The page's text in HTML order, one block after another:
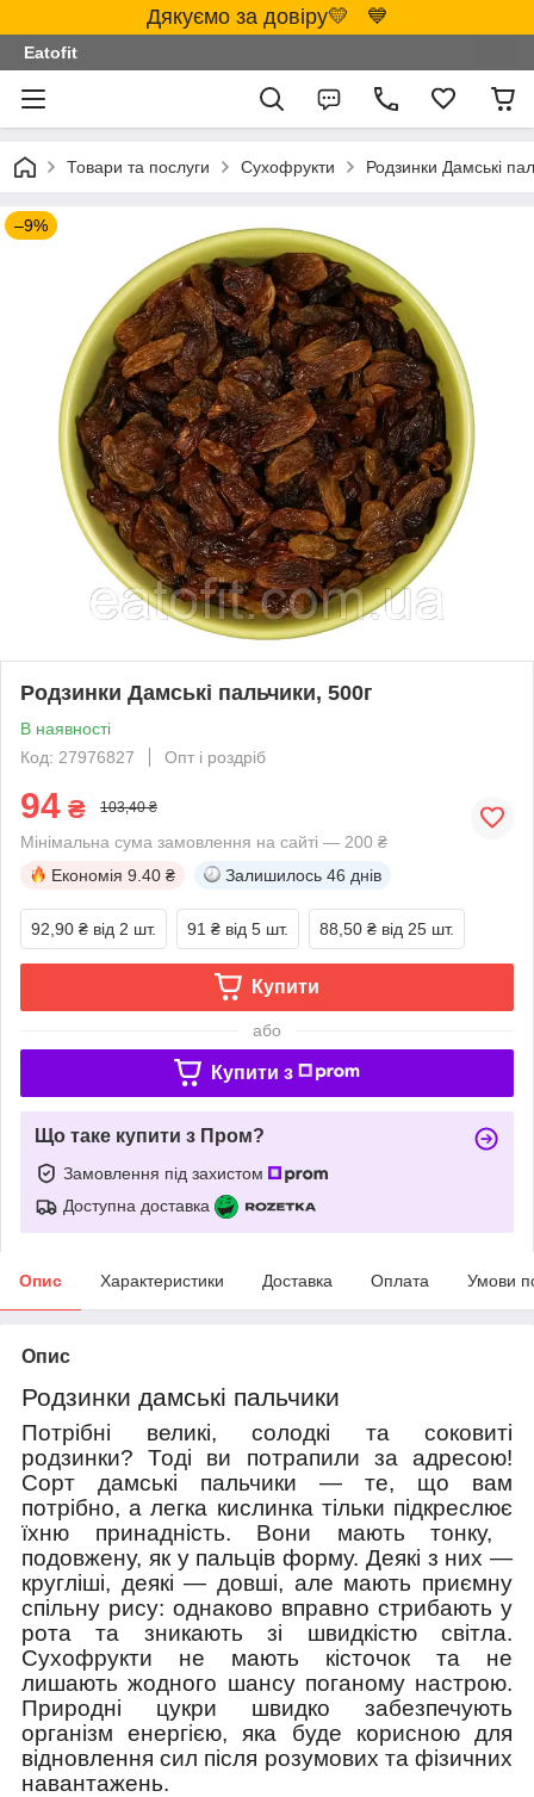
Дякуємо за довіру💛 💙
Eatofit
Товари та послуги Сухофрукти Родзинки Дамські
–9%
Родзинки Дамські пальчики, 500г
В наявності
Код: 27976827
Опт і роздріб
94 ₴ 103,40 ₴
Мінімальна сума замовлення на сайті — 200 ₴
Економія 9.40 ₴ Залишилось 46 днів
92,90 ₴ від 2 шт. 91 ₴ від 5 шт. 88,50 ₴ від 25 шт.
Купити
або
Купити з
Що таке купити з Пром?
Замовлення під захистом
Доступна доставка
Опис Характеристики Доставка Оплата Умови
Опис
Родзинки дамські пальчики
Потрібні великі, солодкі та соковиті
родзинки? Тоді ви потрапили за адресою!
Сорт дамські пальчики — те, що вам
потрібно, а легка кислинка тільки підкреслює
їхню принадність. Вони мають тонку,
подовжену, як у пальців форму. Деякі з них —
кругліші, деякі — довші, але мають приємну
спільну рису: однаково вправно стрибають у
рота та зникають зі швидкістю світла.
Сухофрукти не мають кісточок та не
лишають жодного шансу поганому настрою.
Природні цукри швидко забезпечують
організм енергією, яка буде корисною для
відновлення сил після розумових та фізичних
навантажень.